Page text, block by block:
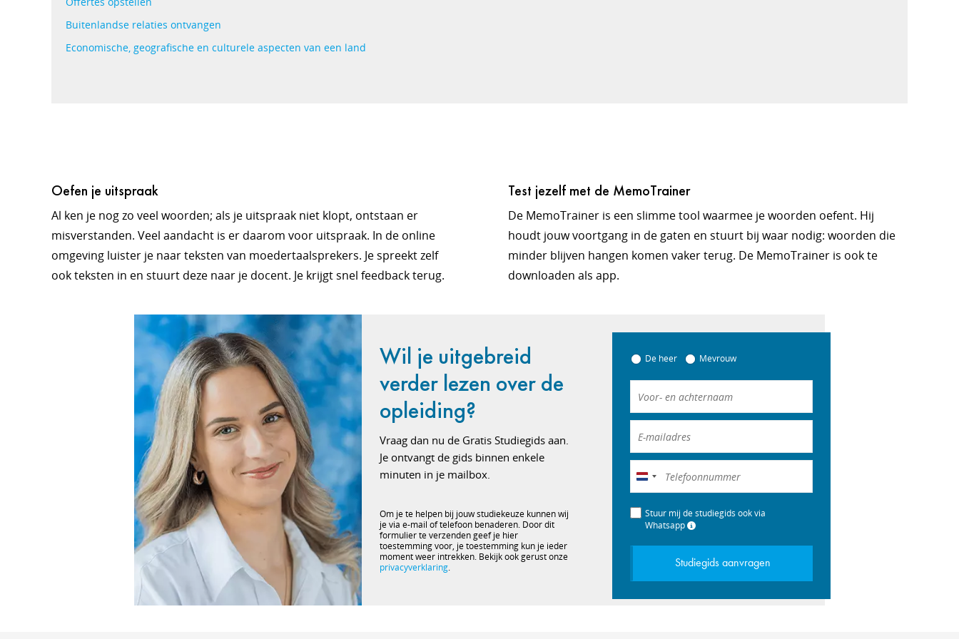
Buitenlandse relaties ontvangen
Economische, geografische en culturele aspecten van een land
Oefen je uitspraak
Al ken je nog zo veel woorden; als je uitspraak niet klopt, ontstaan er
misverstanden. Veel aandacht is er daarom voor uitspraak. In de online
omgeving luister je naar teksten van moedertaalsprekers. Je spreekt zelf
ook teksten in en stuurt deze naar je docent. Je krijgt snel feedback terug.
Test jezelf met de MemoTrainer
De MemoTrainer is een slimme tool waarmee je woorden oefent. Hij
houdt jouw voortgang in de gaten en stuurt bij waar nodig: woorden die
minder blijven hangen komen vaker terug. De MemoTrainer is ook te
downloaden als app.
Wil je uitgebreid
verder lezen over de
opleiding?
Vraag dan nu de Gratis Studiegids aan.
Je ontvangt de gids binnen enkele
minuten in je mailbox.
Om je te helpen bij jouw studiekeuze kunnen wij
je via e-mail of telefoon benaderen. Door dit
formulier te verzenden geef je hier
toestemming voor, je toestemming kun je ieder
moment weer intrekken. Bekijk ook gerust onze
privacyverklaring.
De heer Mevrouw
Nederland
+31
Stuur mij de studiegids ook via
Whatsapp
Studiegids aanvragen